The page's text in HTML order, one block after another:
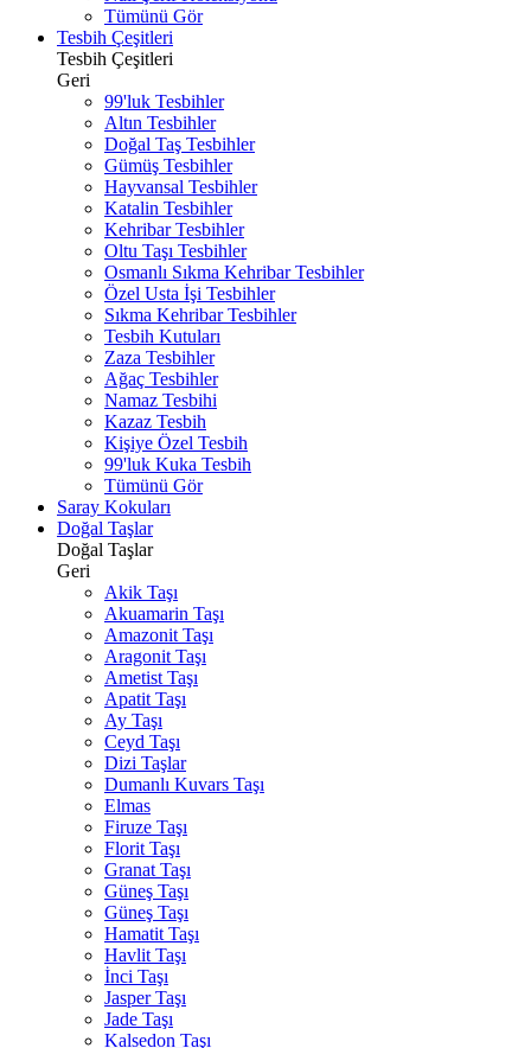
Tümünü Gör
Tesbih Çeşitleri
Tesbih Çeşitleri
Geri
99'luk Tesbihler
Altın Tesbihler
Doğal Taş Tesbihler
Gümüş Tesbihler
Hayvansal Tesbihler
Katalin Tesbihler
Kehribar Tesbihler
Oltu Taşı Tesbihler
Osmanlı Sıkma Kehribar Tesbihler
Özel Usta İşi Tesbihler
Sıkma Kehribar Tesbihler
Tesbih Kutuları
Zaza Tesbihler
Ağaç Tesbihler
Namaz Tesbihi
Kazaz Tesbih
Kişiye Özel Tesbih
99'luk Kuka Tesbih
Tümünü Gör
Saray Kokuları
Doğal Taşlar
Doğal Taşlar
Geri
Akik Taşı
Akuamarin Taşı
Amazonit Taşı
Aragonit Taşı
Ametist Taşı
Apatit Taşı
Ay Taşı
Ceyd Taşı
Dizi Taşlar
Dumanlı Kuvars Taşı
Elmas
Firuze Taşı
Florit Taşı
Granat Taşı
Güneş Taşı
Güneş Taşı
Hamatit Taşı
Havlit Taşı
İnci Taşı
Jasper Taşı
Jade Taşı
Kalsedon Taşı